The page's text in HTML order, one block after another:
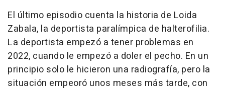
El último episodio cuenta la historia de Loida
Zabala, la deportista paralímpica de halterofilia.
La deportista empezó a tener problemas en
2022, cuando le empezó a doler el pecho. En un
principio solo le hicieron una radiografía, pero la
situación empeoró unos meses más tarde, con